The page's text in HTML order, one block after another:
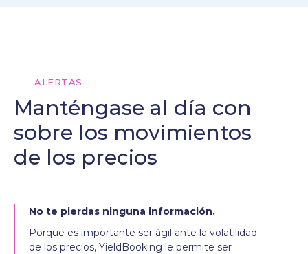
ALERTAS
Manténgase al día con
sobre los movimientos
de los precios
No te pierdas ninguna información.
Porque es importante ser ágil ante la volatilidad
de los precios, YieldBooking le permite ser